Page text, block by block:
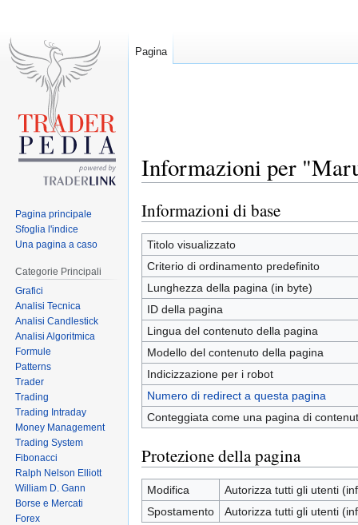
Informazioni per
Jump
to
navigation
Jump
to
search
Informazioni di base
Titolo visualizzato
Criterio di ordinamento predefinito
Lunghezza della pagina (in byte)
ID della pagina
Lingua del contenuto della pagina
Modello del contenuto della pagina
Indicizzazione per i robot
Numero di redirect a questa pagina
Conteggiata come una pagina di
Protezione della pagina
Modifica
Autorizza tutti gli utenti
Spostamento
Autorizza tutti gli utenti
Pagina
Pagina principale
Sfoglia l'indice
Una pagina a caso
Categorie Principali
Grafici
Analisi Tecnica
Analisi Candlestick
Analisi Algoritmica
Formule
Patterns
Trader
Trading
Trading Intraday
Money Management
Trading System
Fibonacci
Ralph Nelson Elliott
William D. Gann
Borse e Mercati
Forex